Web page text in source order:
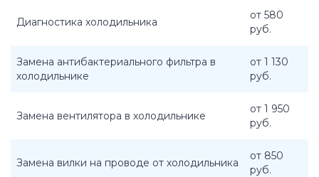
Диагностика холодильника
от 580
руб.
Замена антибактериального фильтра в
холодильнике
от 1 130
руб.
Замена вентилятора в холодильнике
от 1 950
руб.
Замена вилки на проводе от холодильника
от 850
руб.